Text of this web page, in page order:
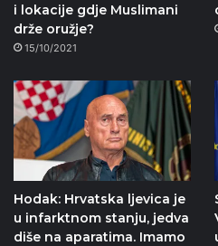
i lokacije gdje Muslimani
drže oružje?
15/10/2021
Hodak: Hrvatska ljevica je
u infarktnom stanju, jedva
diše na aparatima. Imamo